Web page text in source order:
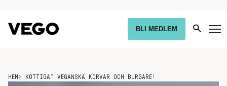
BLI MEDLEM
HEM › ”KÖTTIGA” VEGANSKA KORVAR OCH BURGARE!